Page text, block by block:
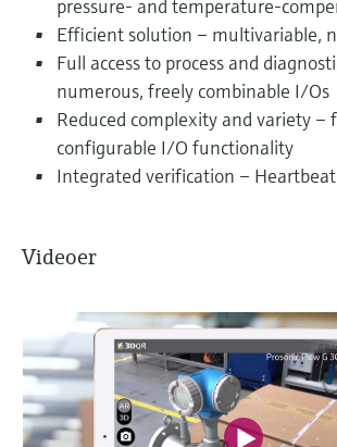
pressure- and temperature-
Efficient solution – multivariable,
Full access to process and
numerous, freely combinable I/Os
Reduced complexity and variety –
configurable I/O functionality
Integrated verification –
Videoer